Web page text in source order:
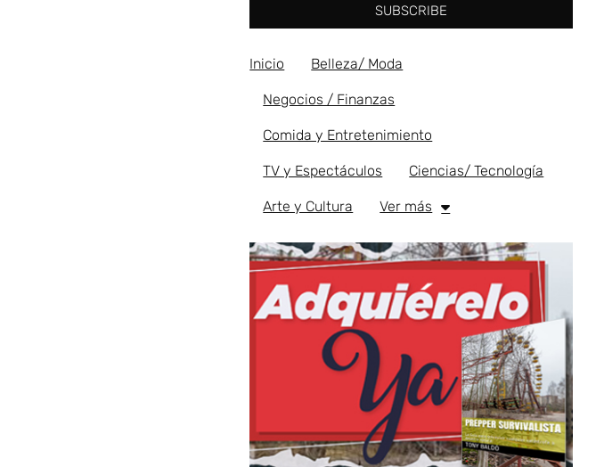
SUBSCRIBE
Inicio Belleza/ Moda
Negocios / Finanzas
Comida y Entretenimiento
TV y Espectáculos Ciencias/ Tecnología
Arte y Cultura Ver más